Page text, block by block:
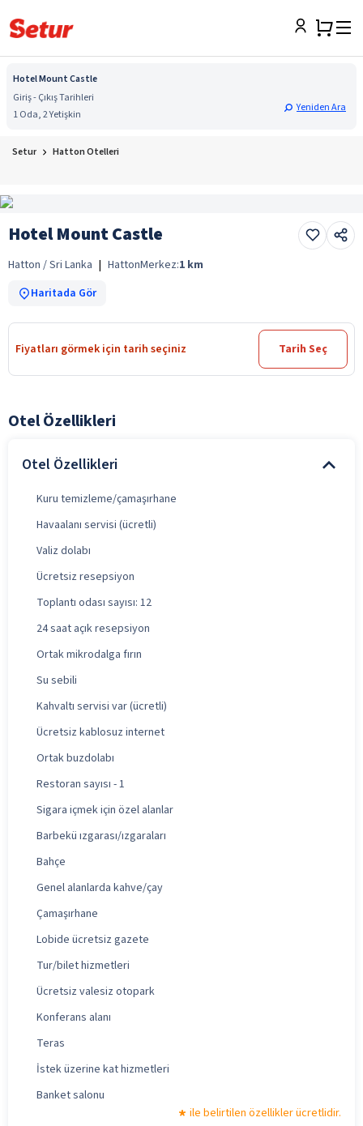
Hotel Mount Castle
Giriş - Çıkış Tarihleri
1 Oda, 2 Yetişkin
Yeniden Ara
Setur Hatton Otelleri
Hotel Mount Castle
Hatton / Sri Lanka | HattonMerkez:1 km
Haritada Gör
Fiyatları görmek için tarih seçiniz Tarih Seç
Otel Özellikleri
Otel Özellikleri
Kuru temizleme/çamaşırhane
Havaalanı servisi (ücretli)
Valiz dolabı
Ücretsiz resepsiyon
Toplantı odası sayısı: 12
24 saat açık resepsiyon
Ortak mikrodalga fırın
Su sebili
Kahvaltı servisi var (ücretli)
Ücretsiz kablosuz internet
Ortak buzdolabı
Restoran sayısı - 1
Sigara içmek için özel alanlar
Barbekü ızgarası/ızgaraları
Bahçe
Genel alanlarda kahve/çay
Çamaşırhane
Lobide ücretsiz gazete
Tur/bilet hizmetleri
Ücretsiz valesiz otopark
Konferans alanı
Teras
İstek üzerine kat hizmetleri
Banket salonu
ile belirtilen özellikler ücretlidir.